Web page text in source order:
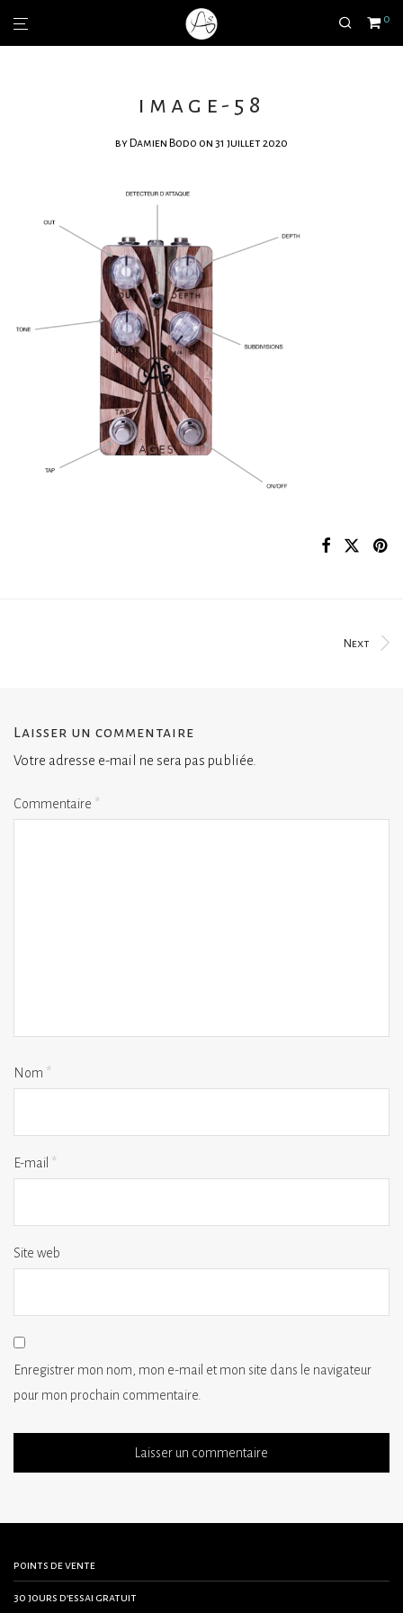
0
image-58
by Damien Bodo on 31 juillet 2020
Next
Laisser un commentaire
Votre adresse e-mail ne sera pas publiée.
Commentaire *
Nom *
E-mail *
Site web
Enregistrer mon nom, mon e-mail et mon site dans le navigateur
pour mon prochain commentaire.
points de vente
30 jours d’essai gratuit